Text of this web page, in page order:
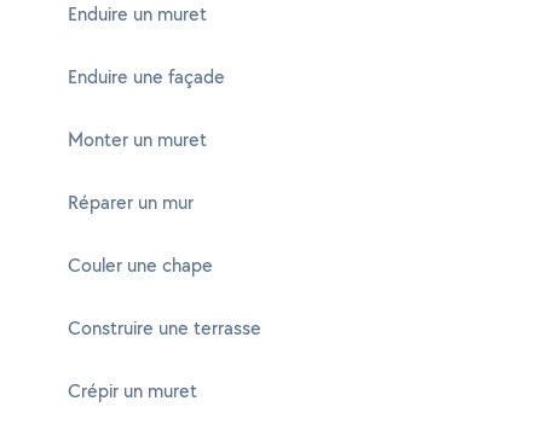
Enduire un muret
Enduire une façade
Monter un muret
Réparer un mur
Couler une chape
Construire une terrasse
Crépir un muret